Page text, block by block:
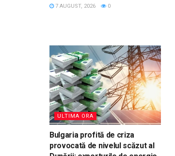
7 AUGUST, 2026 0
ULTIMA ORA
Bulgaria profită de criza
provocată de nivelul scăzut al